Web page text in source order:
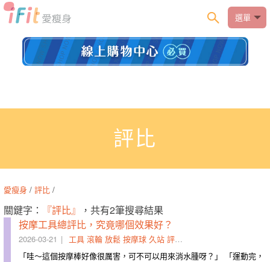
選單
評比
愛瘦身 / 評比 /
關鍵字： 『評比』
，共有2筆搜尋結果
按摩工具總評比，究竟哪個效果好？
2026-03-21 工具 滾輪 放鬆 按摩球 久站 評比
「哇～這個按摩棒好像很厲害，可不可以用來消水腫呀？」 「運動完，